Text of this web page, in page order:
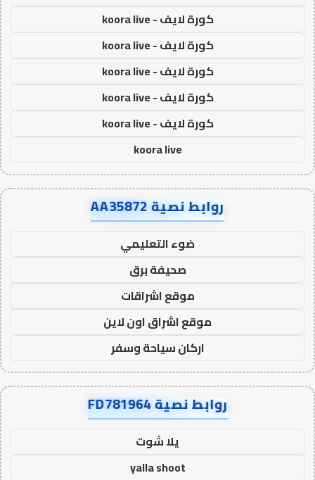
كورة لايف - koora live
كورة لايف - koora live
كورة لايف - koora live
كورة لايف - koora live
كورة لايف - koora live
koora live
روابط نصية AA35872
ضوء التعليمي
صحيفة برق
موقع اشراقات
موقع اشراق اون لاين
اركان سياحة وسفر
روابط نصية FD781964
يلا شوت
yalla shoot